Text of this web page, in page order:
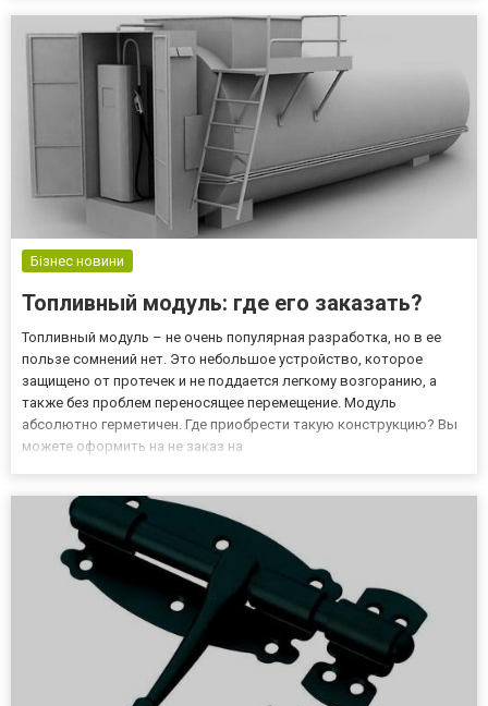
Бізнес новини
Топливный модуль: где его заказать?
Топливный модуль – не очень популярная разработка, но в ее
пользе сомнений нет. Это небольшое устройство, которое
защищено от протечек и не поддается легкому возгоранию, а
также без проблем переносящее перемещение. Модуль
абсолютно герметичен. Где приобрести такую конструкцию? Вы
можете оформить на не заказ на
адекватной цене. Констр...